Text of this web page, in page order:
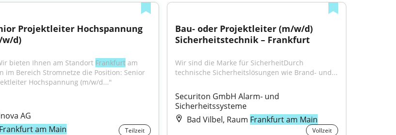
Projektleiter Hochspannung
d)
bieten Ihnen am Standort Frankfurt am
im Bereich Stromnetze die Position: Senior
Hochspannung (m/w/d..."
AG
Frankfurt am Main
Teilzeit
Bau- oder Projektleiter (m/w/d)
Sicherheitstechnik – Frankfurt
Wir sind die Marke für SicherheitDurch
technische Sicherheitslösungen wie Brand- und...
Securiton GmbH Alarm- und
Sicherheitssysteme
Bad Vilbel, Raum Frankfurt am Main
Vollzeit